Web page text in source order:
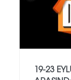
19-23